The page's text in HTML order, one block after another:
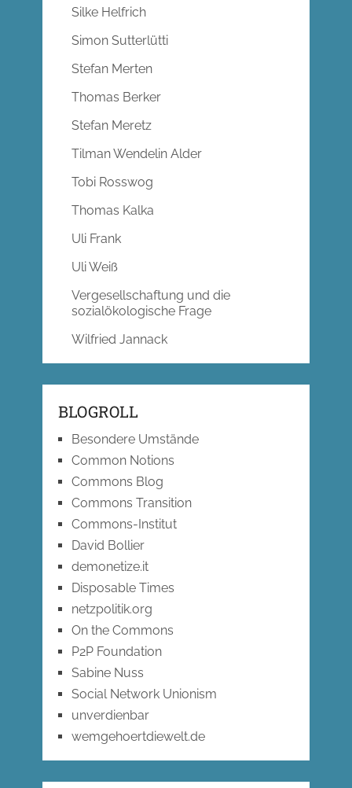
Silke Helfrich
Simon Sutterlütti
Stefan Merten
Thomas Berker
Stefan Meretz
Tilman Wendelin Alder
Tobi Rosswog
Thomas Kalka
Uli Frank
Uli Weiß
Vergesellschaftung und die
sozialökologische Frage
Wilfried Jannack
BLOGROLL
Besondere Umstände
Common Notions
Commons Blog
Commons Transition
Commons-Institut
David Bollier
demonetize.it
Disposable Times
netzpolitik.org
On the Commons
P2P Foundation
Sabine Nuss
Social Network Unionism
unverdienbar
wemgehoertdiewelt.de